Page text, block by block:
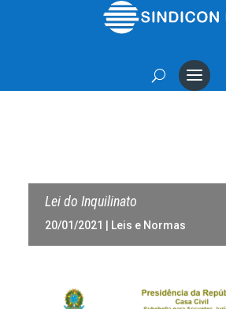
Lei do Inquilinato
20/01/2021 Leis e Normas